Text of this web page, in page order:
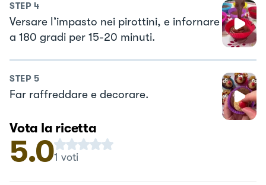
STEP 4
Versare l’impasto nei pirottini, e infornare
a 180 gradi per 15-20 minuti.
STEP 5
Far raffreddare e decorare.
Vota la ricetta
5.01 voti